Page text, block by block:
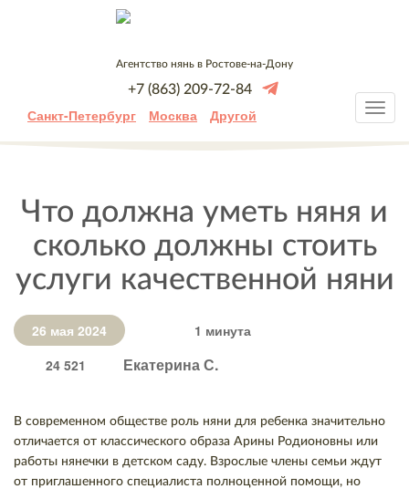
Агентство нянь в Ростове-на-Дону
+7 (863) 209-72-84
Санкт-Петербург Москва Другой
Что должна уметь няня и
сколько должны стоить
услуги качественной няни
26 мая 2024
1 минута
24 521
Екатерина С.
В современном обществе роль няни для ребенка значительно
отличается от классического образа Арины Родионовны или
работы нянечки в детском саду. Взрослые члены семьи ждут
от приглашенного специалиста полноценной помощи, но